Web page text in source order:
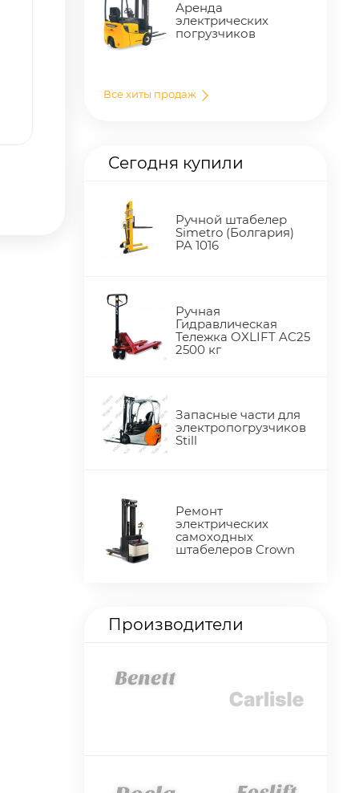
Аренда
электрических
погрузчиков
Все хиты продаж
Сегодня купили
Ручной штабелер
Simetro (Болгария)
PA 1016
Ручная
Гидравлическая
Тележка OXLIFT AC25
2500 кг
Запасные части для
электропогрузчиков
Still
Ремонт
электрических
самоходных
штабелеров Crown
Производители